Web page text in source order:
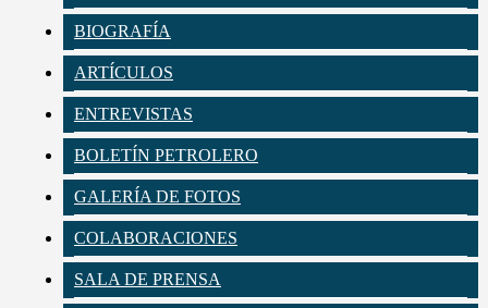
BIOGRAFÍA
ARTÍCULOS
ENTREVISTAS
BOLETÍN PETROLERO
GALERÍA DE FOTOS
COLABORACIONES
SALA DE PRENSA